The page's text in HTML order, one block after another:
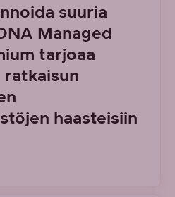
suuria
Managed
tarjoaa
haasteisiin